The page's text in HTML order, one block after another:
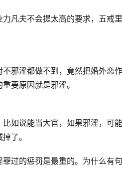
凡夫不会提太高的要求，五戒
邪淫都做不到，竟然把婚外恋
要原因就是邪淫。
如说能当大官，如果邪淫，可
了。
过的惩罚是最重的。为什么有